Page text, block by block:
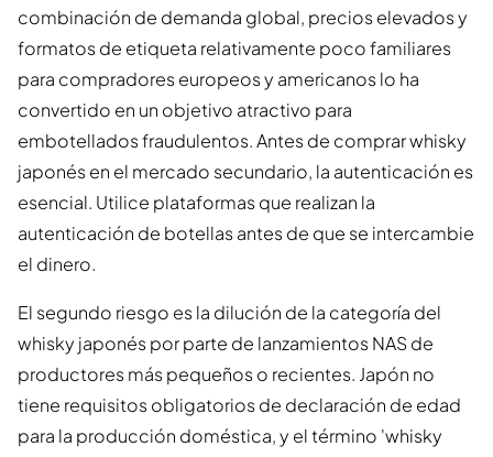
combinación de demanda global, precios elevados y
formatos de etiqueta relativamente poco familiares
para compradores europeos y americanos lo ha
convertido en un objetivo atractivo para
embotellados fraudulentos. Antes de comprar whisky
japonés en el mercado secundario, la autenticación es
esencial. Utilice plataformas que realizan la
autenticación de botellas antes de que se intercambie
el dinero.
El segundo riesgo es la dilución de la categoría del
whisky japonés por parte de lanzamientos NAS de
productores más pequeños o recientes. Japón no
tiene requisitos obligatorios de declaración de edad
para la producción doméstica, y el término 'whisky